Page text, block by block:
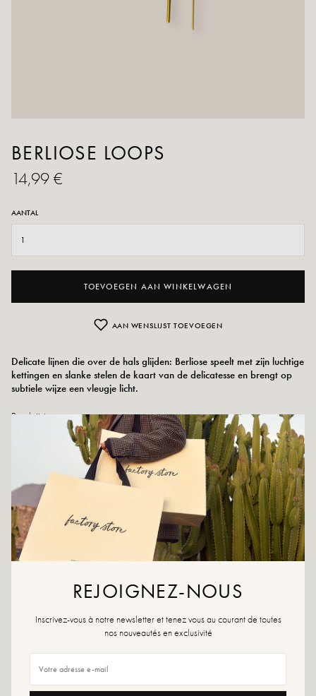
BERLIOSE LOOPS
14,99 €
AANTAL
TOEVOEGEN AAN WINKELWAGEN
AAN WENSLIJST TOEVOEGEN
Delicate lijnen die over de hals glijden: Berliose speelt met zijn luchtige
kettingen en slanke stelen de kaart van de delicatesse en brengt op
subtiele wijze een vleugje licht.
Beschrijving:
Vlindersluiting inbegrepen, maar kan ook zonder gedragen worden
roestvrij staal
Retour en uitwisseling snelle levering
REJOIGNEZ-NOUS
Inscrivez-vous à notre newsletter et tenez vous au courant de toutes
nos nouveautés en exclusivité